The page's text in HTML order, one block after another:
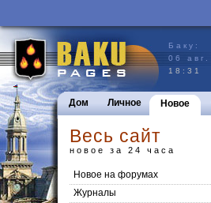
Баку:
06 авг.
18:31
Дом Личное Новое
Весь сайт
новое за 24 часа
Новое на форумах
Журналы